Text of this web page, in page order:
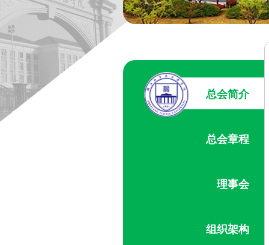
总会简介
总会章程
理事会
组织架构